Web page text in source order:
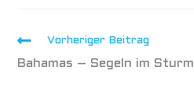
Vorheriger Beitrag
Bahamas – Segeln im Sturm